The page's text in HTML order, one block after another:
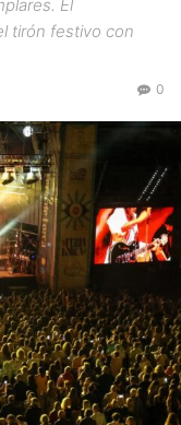
El
tirón festivo con
0